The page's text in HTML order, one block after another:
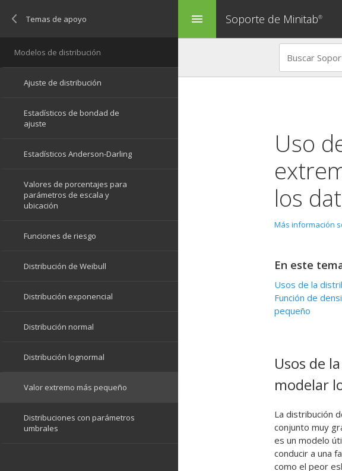
menu Soporte de Minitab®
Uso
los
Más información
En este
Usos de la
Función de
pequeño
Usos de
modelar
La distribución
conjunto muy
es un modelo
conducir a una
como el peor